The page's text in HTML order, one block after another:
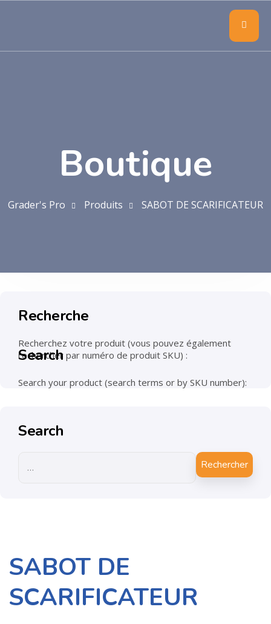
Boutique
Grader's Pro Produits SABOT DE SCARIFICATEUR
SABOT DE
SCARIFICATEUR
Recherche
Recherchez votre produit (vous pouvez également
rechercher par numéro de produit SKU) :
Search
Search your product (search terms or by SKU number):
Search
Rechercher